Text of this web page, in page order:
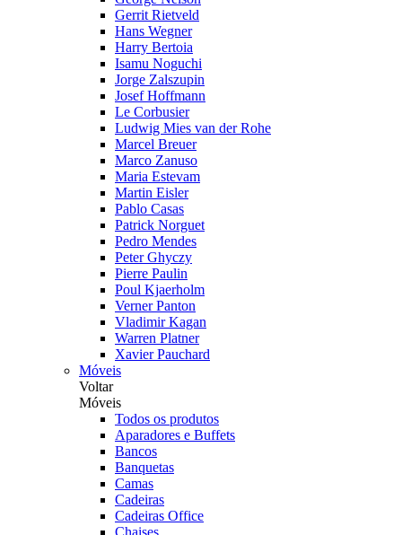
Gerrit Rietveld
Hans Wegner
Harry Bertoia
Isamu Noguchi
Jorge Zalszupin
Josef Hoffmann
Le Corbusier
Ludwig Mies van der Rohe
Marcel Breuer
Marco Zanuso
Maria Estevam
Martin Eisler
Pablo Casas
Patrick Norguet
Pedro Mendes
Peter Ghyczy
Pierre Paulin
Poul Kjaerholm
Verner Panton
Vladimir Kagan
Warren Platner
Xavier Pauchard
Móveis
Voltar
Móveis
Todos os produtos
Aparadores e Buffets
Bancos
Banquetas
Camas
Cadeiras
Cadeiras Office
Chaises